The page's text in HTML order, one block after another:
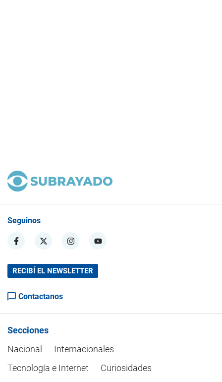
Seguinos
RECIBÍ EL NEWSLETTER
Contactanos
Secciones
Nacional
Internacionales
Tecnología e Internet
Curiosidades